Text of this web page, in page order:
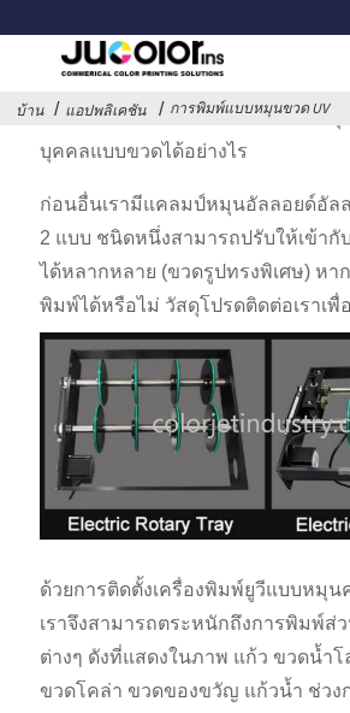
บ้าน แอปพลิเคชัน การพิมพ์แบบหมุนขวด UV
เครื่องพิมพ์ UV สามารถนำไปใช้ในธุ
บุคคลแบบขวดได้อย่างไร
ก่อนอื่นเรามีแคลมป์หมุนอัลลอยด์อัล
2 แบบ ชนิดหนึ่งสามารถปรับให้เข้ากั
ได้หลากหลาย (ขวดรูปทรงพิเศษ) หา
พิมพ์ได้หรือไม่ วัสดุโปรดติดต่อเราเ
ด้วยการติดตั้งเครื่องพิมพ์ยูวีแบบหมุ
เราจึงสามารถตระหนักถึงการพิมพ์ส่
ต่างๆ ดังที่แสดงในภาพ แก้ว ขวดน้ำ
ขวดโคล่า ขวดของขวัญ แก้วน้ำ ช่วง